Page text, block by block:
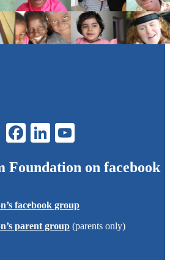
Foundation on facebook
’s facebook group
’s parent group (parents only)